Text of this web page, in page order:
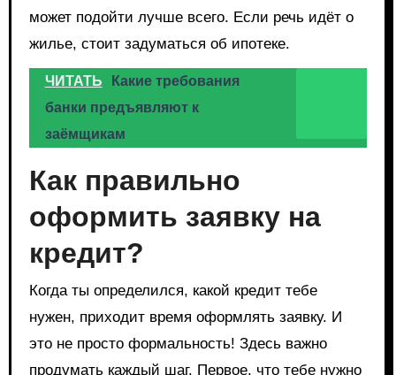
может подойти лучше всего. Если речь идёт о
жилье, стоит задуматься об ипотеке.
ЧИТАТЬ
Какие требования
банки предъявляют к
заёмщикам
Как правильно
оформить заявку на
кредит?
Когда ты определился, какой кредит тебе
нужен, приходит время оформлять заявку. И
это не просто формальность! Здесь важно
продумать каждый шаг. Первое, что тебе нужно